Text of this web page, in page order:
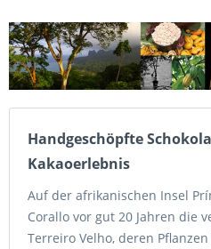
Handgeschöpfte
Kakaoerlebnis
Auf der afrikanischen Insel
Corallo vor gut 20 Jahren die
Terreiro Velho, deren